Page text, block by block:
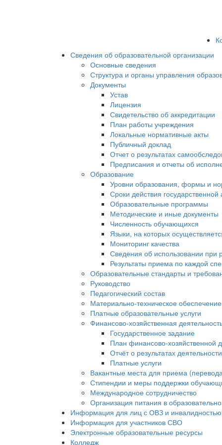
Сведения об образовательной организации
Основные сведения
Структура и органы управления
Документы
Устав
Лицензия
Свидетельство об аккредитации
План работы учреждения
Локальные нормативные акты
Публичный доклад
Отчет о результатах
Предписания и отчеты об
Образование
Уровни образования, формы и
Сроки действия
Образовательные программы
Методические и иные документы
Численность обучающихся
Языки, на которых
Мониторинг качества
Сведения об использовании при
Результаты приема по каждой
Образовательные стандарты и
Руководство
Педагогический состав
Материально-техническое
Платные образовательные услуги
Финансово-хозяйственная
Государственное задание
План финансово-хозяйственной
Отчёт о результатах
Платные услуги
Вакантные места для приема
Стипендии и меры поддержки
Международное сотрудничество
Организация питания в
Информация для лиц с ОВЗ и инвалидностью
Информация для участников СВО
Электронные образовательные ресурсы
Колледж